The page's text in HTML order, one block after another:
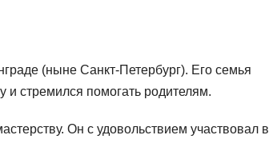
(ныне Санкт-Петербург). Его семья
и стремился помогать родителям.
Он с удовольствием участвовал в